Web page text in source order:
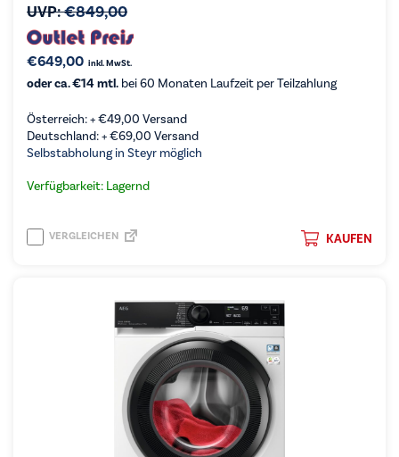
UVP:€849,00
€649,00 inkl. MwSt.
oder ca. €14 mtl. bei 60 Monaten Laufzeit per Teilzahlung
Österreich: +€49,00 Versand
Deutschland: +€69,00 Versand
Selbstabholung in Steyr möglich
Verfügbarkeit: Lagernd
KAUFEN
VERGLEICHEN